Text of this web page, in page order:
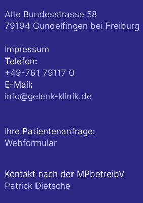
Alte Bundesstrasse 58
79194 Gundelfingen bei Freiburg
Impressum
Telefon:
+49-761 79117 0
E-Mail:
info@gelenk-klinik.de
Ihre Patientenanfrage:
Webformular
Kontakt nach der MPbetreibV
Patrick Dietsche